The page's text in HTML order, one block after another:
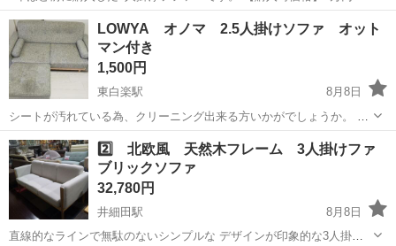
らい 【サイズ】縦：200cm、横：90cm、奥行き：90cm まだまだ使
えます！ ドタキャンしない方、中古品のためサイズや状態などが目安
であることをご了...
神奈川 横浜市
LOWYA オノマ 2.5人掛けソファ オット
マン付き
1,500円
東白楽駅
8月8日
シートが汚れている為、クリーニング出来る方いかがでしょうか。 直
接取引でお願い致します。
神奈川 横浜市 東白楽駅 ソファ
2️⃣ 北欧風 天然木フレーム 3人掛けファ
ブリックソファ
32,780円
井細田駅
8月8日
直線的なラインで無駄のないシンプルな デザインが印象的な3人掛け